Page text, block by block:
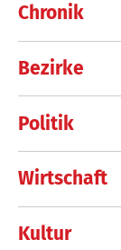
Chronik
Bezirke
Politik
Wirtschaft
Kultur